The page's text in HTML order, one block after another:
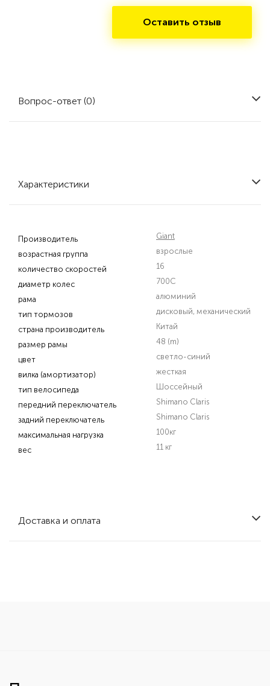
Оставить отзыв
Вопрос-ответ (0)
Характеристики
Производитель
Giant
возрастная группа
взрослые
количество скоростей
16
диаметр колес
700C
рама
алюминий
тип тормозов
дисковый, механический
страна производитель
Китай
размер рамы
48 (m)
цвет
светло-синий
вилка (амортизатор)
жесткая
тип велосипеда
Шоссейный
передний переключатель
Shimano Claris
задний переключатель
Shimano Claris
максимальная нагрузка
100кг
вес
11 кг
Доставка и оплата